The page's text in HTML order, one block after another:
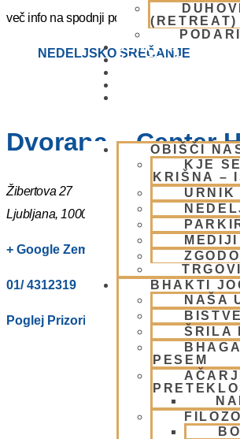
(RETREAT)
DONIRAJ
KOLEDAR
OBIŠČI
KJE
KRIŠNA –
URNIK
MEDIJI
BHAKTI
NAŠA
ŠRILA
PESEM
več info na spodnji povezavi
NEDELJSKO SREČANJE
Dvorana – Center
Žibertova 27
Ljubljana, 1000 Slovenia
+ Google Zemljevidi
01/ 4312319
Poglej Prizorišče spletno stran